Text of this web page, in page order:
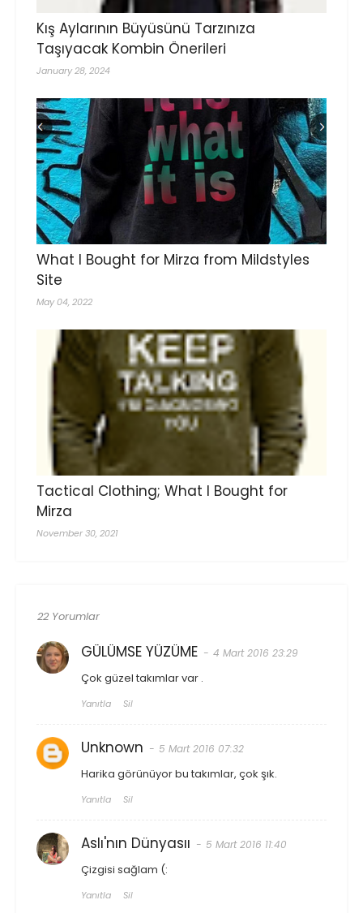
Kış Aylarının Büyüsünü Tarzınıza
Taşıyacak Kombin Önerileri
January 28, 2024
What I Bought for Mirza from Mildstyles
Site
May 04, 2022
Tactical Clothing; What I Bought for
Mirza
November 30, 2021
22 Yorumlar
GÜLÜMSE YÜZÜME 4 Mart 2016 23:29
Çok güzel takımlar var .
Yanıtla Sil
Unknown 5 Mart 2016 07:32
Harika görünüyor bu takımlar, çok şık.
Yanıtla Sil
Aslı'nın Dünyasıı 5 Mart 2016 11:40
Çizgisi sağlam (:
Yanıtla Sil